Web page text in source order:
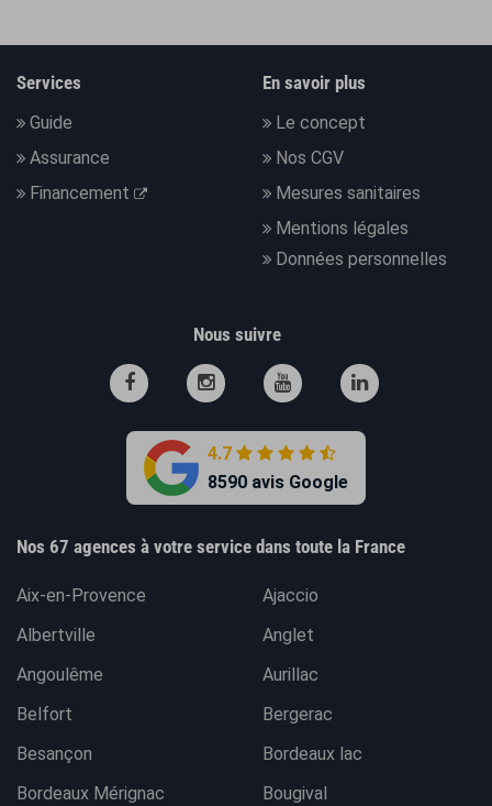
Services
Guide
Assurance
Financement
En savoir plus
Le concept
Nos CGV
Mesures sanitaires
Mentions légales
Données personnelles
Nous suivre
4.7
8590 avis Google
Nos 67 agences à votre service dans toute la France
Aix-en-Provence
Ajaccio
Albertville
Anglet
Angoulême
Aurillac
Belfort
Bergerac
Besançon
Bordeaux lac
Bordeaux Mérignac
Bougival